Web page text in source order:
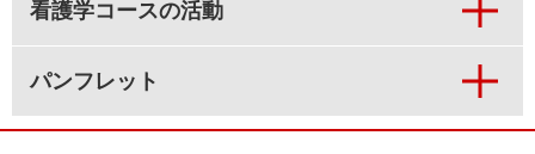
看護学コースの活動
パンフレット